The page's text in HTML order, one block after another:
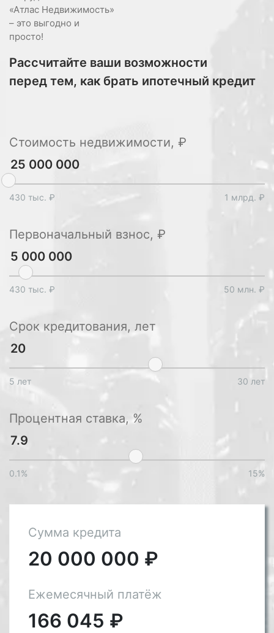
«Атлас Недвижимость»
– это выгодно и
просто!
Рассчитайте ваши возможности
перед тем, как брать ипотечный кредит
Стоимость недвижимости, ₽
430 тыс. ₽ 1 млрд. ₽
Первоначальный взнос, ₽
430 тыс. ₽ 50 млн. ₽
Срок кредитования, лет
5 лет 30 лет
Процентная ставка, %
0.1% 15%
Сумма кредита
20 000 000 ₽
Ежемесячный платёж
166 045 ₽